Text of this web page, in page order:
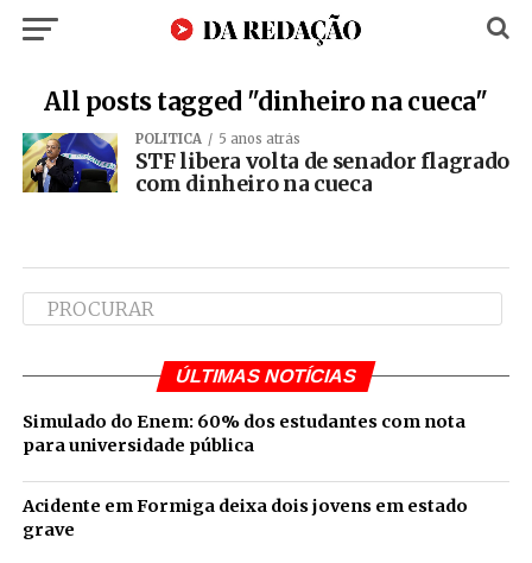
All posts tagged "dinheiro na cueca"
POLÍTICA 5 anos atrás
STF libera volta de senador flagrado
com dinheiro na cueca
ÚLTIMAS NOTÍCIAS
Simulado do Enem: 60% dos estudantes com nota
para universidade pública
Acidente em Formiga deixa dois jovens em estado
grave